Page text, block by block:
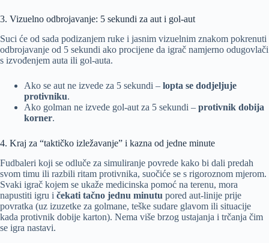
3. Vizuelno odbrojavanje: 5 sekundi za aut i gol-aut
Suci će od sada podizanjem ruke i jasnim vizuelnim znakom pokrenuti
odbrojavanje od 5 sekundi ako procijene da igrač namjerno odugovlači
s izvođenjem auta ili gol-auta.
Ako se aut ne izvede za 5 sekundi – lopta se dodjeljuje
protivniku.
Ako golman ne izvede gol-aut za 5 sekundi – protivnik dobija
korner.
4. Kraj za “taktičko izležavanje” i kazna od jedne minute
Fudbaleri koji se odluče za simuliranje povrede kako bi dali predah
svom timu ili razbili ritam protivnika, suočiće se s rigoroznom mjerom.
Svaki igrač kojem se ukaže medicinska pomoć na terenu, mora
napustiti igru i čekati tačno jednu minutu pored aut-linije prije
povratka (uz izuzetke za golmane, teške sudare glavom ili situacije
kada protivnik dobije karton). Nema više brzog ustajanja i trčanja čim
se igra nastavi.